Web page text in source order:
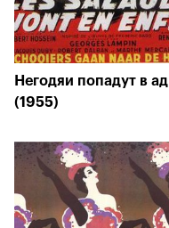
Негодяи попадут в ад
(1955)